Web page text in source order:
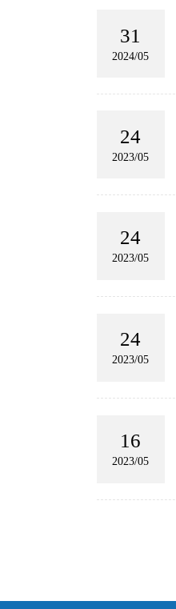
31
2024/05
24
2023/05
24
2023/05
24
2023/05
16
2023/05